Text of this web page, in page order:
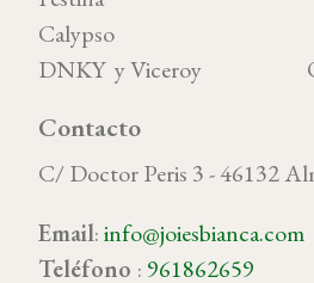
Calypso
DNKY y Viceroy
Contacto
C/ Doctor Peris 3 - 46132
Email:info@joiesbianca.com
Teléfono : 961862659